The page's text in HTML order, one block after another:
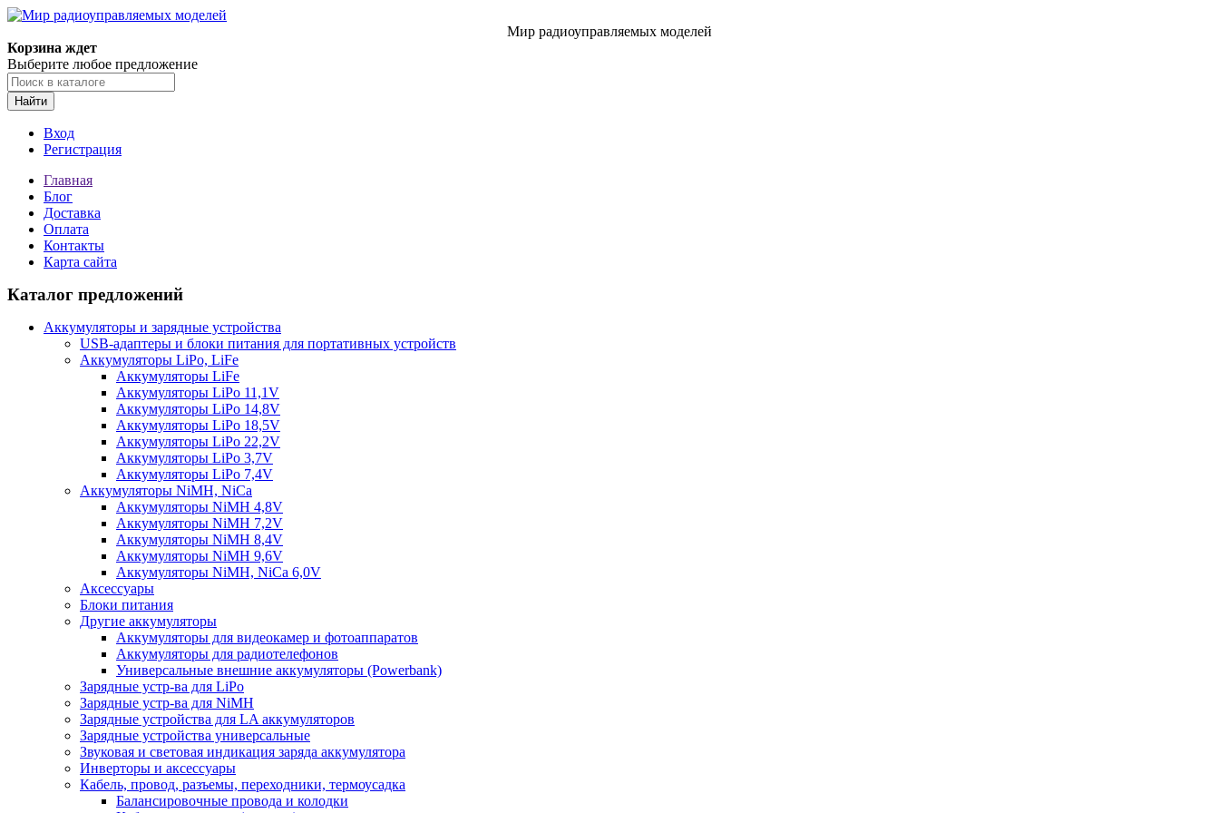
Мир радиоуправляемых моделей
Корзина ждет
Выберите любое предложение
Найти
Вход
Регистрация
Главная
Блог
Доставка
Оплата
Контакты
Карта сайта
Каталог предложений
Аккумуляторы и зарядные устройства
USB-адаптеры и блоки питания для портативных устройств
Аккумуляторы LiPo, LiFe
Аккумуляторы LiFe
Аккумуляторы LiPo 11,1V
Аккумуляторы LiPo 14,8V
Аккумуляторы LiPo 18,5V
Аккумуляторы LiPo 22,2V
Аккумуляторы LiPo 3,7V
Аккумуляторы LiPo 7,4V
Аккумуляторы NiMH, NiCa
Аккумуляторы NiMH 4,8V
Аккумуляторы NiMH 7,2V
Аккумуляторы NiMH 8,4V
Аккумуляторы NiMH 9,6V
Аккумуляторы NiMH, NiCa 6,0V
Аксессуары
Блоки питания
Другие аккумуляторы
Аккумуляторы для видеокамер и фотоаппаратов
Аккумуляторы для радиотелефонов
Универсальные внешние аккумуляторы (Powerbank)
Зарядные устр-ва для LiPo
Зарядные устр-ва для NiMH
Зарядные устройства для LA аккумуляторов
Зарядные устройства универсальные
Звуковая и световая индикация заряда аккумулятора
Инверторы и аксессуары
Кабель, провод, разъемы, переходники, термоусадка
Балансировочные провода и колодки